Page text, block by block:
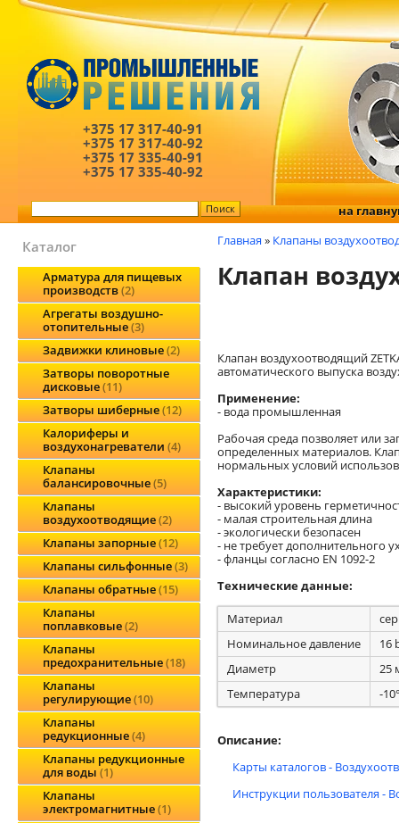
+375 17 317-40-91
+375 17 317-40-92
+375 17 335-40-91
+375 17 335-40-92
на
Каталог
Арматура для пищевых
производств 2
Агрегаты воздушно-
отопительные 3
Задвижки клиновые 2
Затворы поворотные
дисковые 11
Затворы шиберные 12
Калориферы и
воздухонагреватели 4
Клапаны
балансировочные 5
Клапаны
воздухоотводящие 2
Клапаны запорные 12
Клапаны сильфонные 3
Клапаны обратные 15
Клапаны
поплавковые 2
Клапаны
предохранительные 18
Клапаны
регулирующие 10
Клапаны
редукционные 4
Клапаны редукционные
для воды 1
Клапаны
электромагнитные 1
Главная » Клапаны
Клапан
Клапан воздухоотводящий
автоматического выпуска
Применение:
- вода промышленная
Рабочая среда позволяет или
определенных материалов.
нормальных условий
Характеристики:
- высокий уровень
- малая строительная длина
- экологически безопасен
- не требует дополнительного
- фланцы согласно EN 1092-2
Технические данные:
Материал
Номинальное давление
16
Диаметр
25
Температура
-
Описание:
Карты каталогов -
Инструкции пользователя -